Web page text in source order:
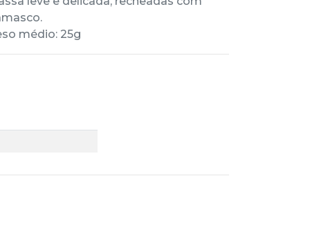
médio: 25g